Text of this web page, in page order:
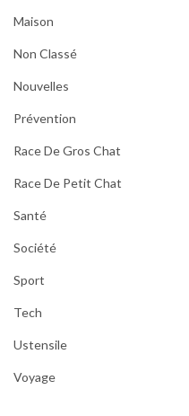
Maison
Non Classé
Nouvelles
Prévention
Race De Gros Chat
Race De Petit Chat
Santé
Société
Sport
Tech
Ustensile
Voyage